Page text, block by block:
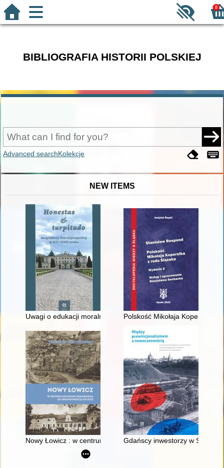
0
BIBLIOGRAFIA HISTORII POLSKIEJ
Advanced searchKolekcje
NEW ITEMS
Uwagi o edukacji moralnej synów szlacheckich w XVI-
Polskość Mikołaja Kopernika z
Nowy Łowicz : w centrum poligonu drawskiego od
Gdańscy inwestorzy w